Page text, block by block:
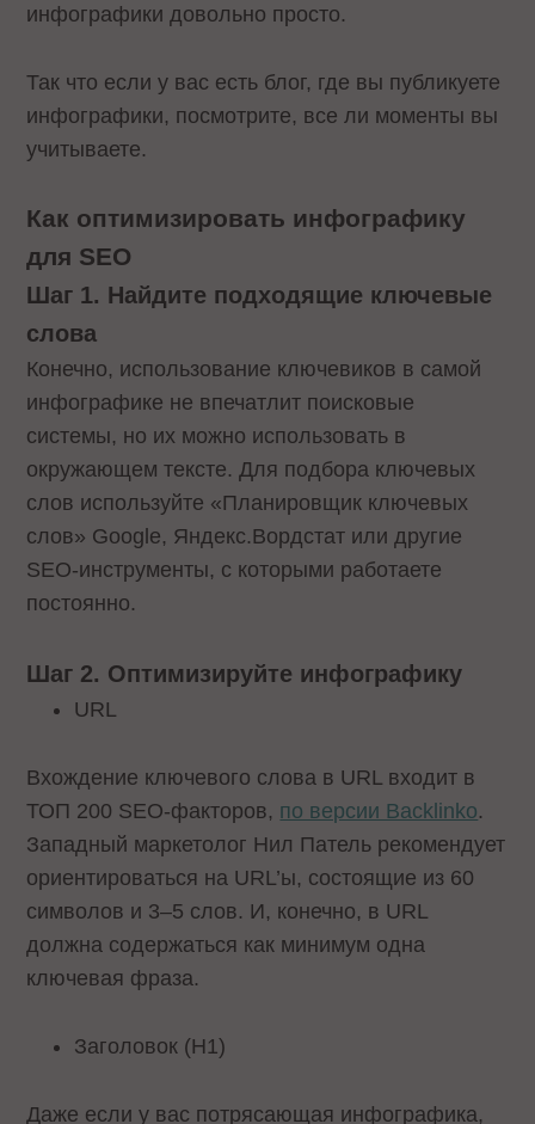
инфографики довольно просто.
Так что если у вас есть блог, где вы публикуете
инфографики, посмотрите, все ли моменты вы
учитываете.
Как оптимизировать инфографику
для SEO
Шаг 1. Найдите подходящие ключевые
слова
Конечно, использование ключевиков в самой
инфографике не впечатлит поисковые
системы, но их можно использовать в
окружающем тексте. Для подбора ключевых
слов используйте «Планировщик ключевых
слов» Google, Яндекс.Вордстат или другие
SEO-инструменты, с которыми работаете
постоянно.
Шаг 2. Оптимизируйте инфографику
URL
Вхождение ключевого слова в URL входит в
ТОП 200 SEO-факторов, по версии Backlinko.
Западный маркетолог Нил Патель рекомендует
ориентироваться на URL’ы, состоящие из 60
символов и 3–5 слов. И, конечно, в URL
должна содержаться как минимум одна
ключевая фраза.
Заголовок (H1)
Даже если у вас потрясающая инфографика,